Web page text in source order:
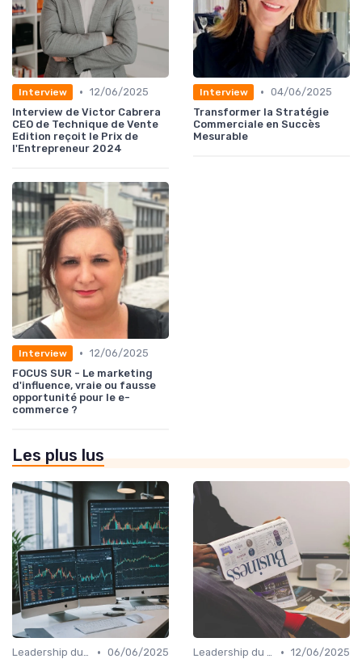
Interview • 12/06/2025
Interview de Victor Cabrera
CEO de Technique de Vente
Edition reçoit le Prix de
l'Entrepreneur 2024
Interview • 04/06/2025
Transformer la Stratégie
Commerciale en Succès
Mesurable
Interview • 12/06/2025
FOCUS SUR - Le marketing
d'influence, vraie ou fausse
opportunité pour le e-
commerce ?
Les plus lus
Leadership du directeur commercial • 06/06/2025 Leadership du directeur commercial • 12/06/2025